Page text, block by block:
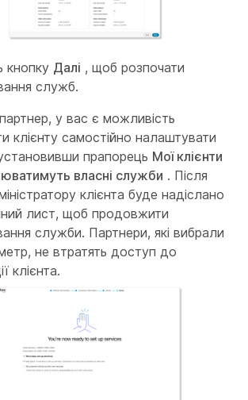
кнопку Далі , щоб розпочати
служб.
у вас є можливість
клієнту самостійно налаштувати
прапорець Мої клієнти
власні служби . Після
клієнта буде надіслано
лист, щоб продовжити
служби. Партнери, які вибрали
не втратять доступ до
клієнта.